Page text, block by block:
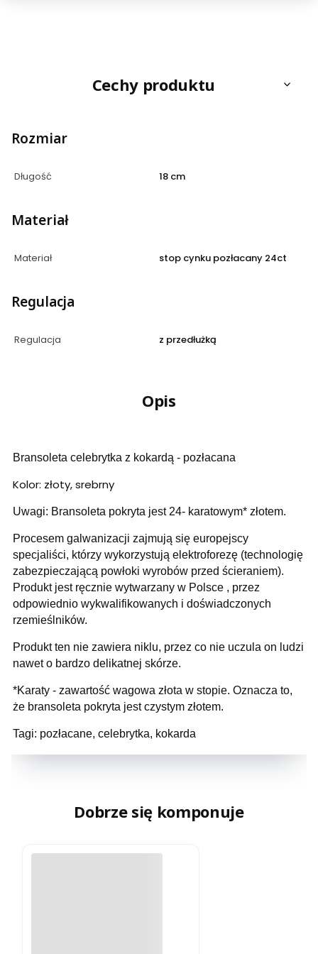
Cechy produktu
Rozmiar
Długość 18 cm
Materiał
Materiał stop cynku pozłacany 24ct
Regulacja
Regulacja z przedłużką
Opis
Bransoleta celebrytka z kokardą - pozłacana
Kolor: złoty, srebrny
Uwagi: Bransoleta pokryta jest 24- karatowym* złotem.
Procesem galwanizacji zajmują się europejscy
specjaliści, którzy wykorzystują elektroforezę (technologię
zabezpieczającą powłoki wyrobów przed ścieraniem).
Produkt jest ręcznie wytwarzany w Polsce , przez
odpowiednio wykwalifikowanych i doświadczonych
rzemieślników.
Produkt ten nie zawiera niklu, przez co nie uczula on ludzi
nawet o bardzo delikatnej skórze.
*Karaty - zawartość wagowa złota w stopie. Oznacza to,
że bransoleta pokryta jest czystym złotem.
Tagi: pozłacane, celebrytka, kokarda
Dobrze się komponuje